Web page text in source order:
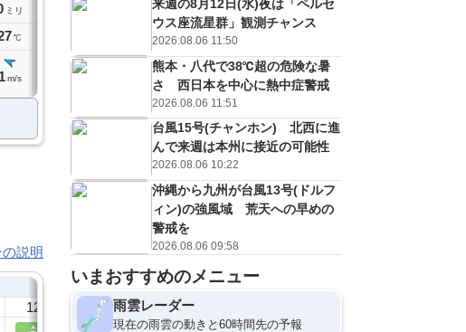
ミリ
℃
1 m/s
ミリ
℃
m/s
0ミリ
26℃
1m/s
0ミリ
27
1 m/s
0
1 m/s
0
2
説明
12
来週の8月12日(水)夜は「ペルセ
ウス座流星群」観測チャンス
2026.08.06 11:50
熊本・八代で38℃超の危険な暑
さ 西日本を中心に熱中症警戒
2026.08.06 11:51
台風15号(チャンホン) 北西に進
んで来週は本州に接近の可能性
2026.08.06 10:22
沖縄から九州が台風13号(ドルフ
ィン)の強風域 荒天への早めの
警戒を
2026.08.06 09:58
いまおすすめのメニュー
雨雲レーダー
現在の雨雲の動きと60時間先の予報